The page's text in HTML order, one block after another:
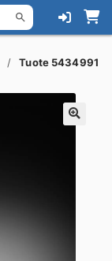
Tuote 5434991